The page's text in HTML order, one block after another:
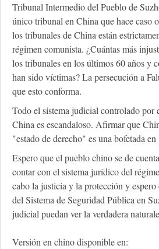
Tribunal Intermedio del Pueblo de
único tribunal en China que hace caso
los tribunales de China están
régimen comunista. ¿Cuántas más
los tribunales en los últimos 60 años y
han sido víctimas? La persecución a
que esto conforma.
Todo el sistema judicial controlado por
China es escandaloso. Afirmar que
"estado de derecho" es una bofetada
Espero que el pueblo chino se de
contar con el sistema jurídico del
cabo la justicia y la protección y
del Sistema de Seguridad Pública en
judicial puedan ver la verdadera
Versión en chino disponible en: